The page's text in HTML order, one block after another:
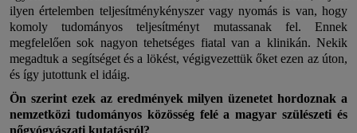
ilyen értelemben teljesítménykényszer vagy nyomás is van, hogy
komoly tudományos teljesítményt mutassanak fel. Ennek
megfelelően sok nagyon tehetséges fiatal van a klinikán. Nekik
megadtuk a segítséget és a lökést, végigvezettük őket ezen az úton,
és így jutottunk el idáig.
Ön szerint ezek az eredmények milyen üzenetet hordoznak a
nemzetközi tudományos közösség felé a magyar szülészeti és
nőgyógyászati kutatásról?